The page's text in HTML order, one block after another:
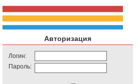
Авторизация
Логин:
Пароль: